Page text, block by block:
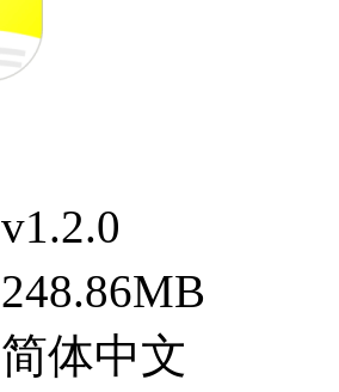
v1.2.0
248.86MB
简体中文